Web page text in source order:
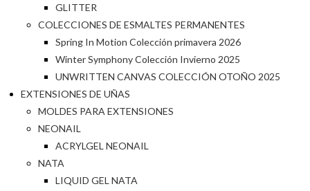
GLITTER
COLECCIONES DE ESMALTES PERMANENTES
Spring In Motion Colección primavera 2026
Winter Symphony Colección Invierno 2025
UNWRITTEN CANVAS COLECCIÓN OTOÑO 2025
EXTENSIONES DE UÑAS
MOLDES PARA EXTENSIONES
NEONAIL
ACRYLGEL NEONAIL
NATA
LIQUID GEL NATA